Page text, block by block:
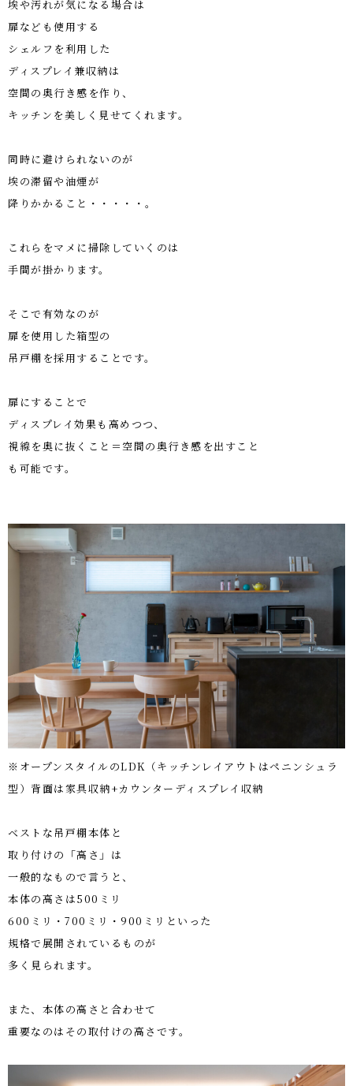
埃や汚れが気になる場合は
扉なども使用する
シェルフを利用した
ディスプレイ兼収納は
空間の奥行き感を作り、
キッチンを美しく見せてくれます。
同時に避けられないのが
埃の滞留や油煙が
降りかかること・・・・・。
これらをマメに掃除していくのは
手間が掛かります。
そこで有効なのが
扉を使用した箱型の
吊戸棚を採用することです。
扉にすることで
ディスプレイ効果も高めつつ、
視線を奥に抜くこと＝空間の奥行き感を出すこと
も可能です。
※オープンスタイルのLDK（キッチンレイアウトはペニンシュラ
型）背面は家具収納+カウンターディスプレイ収納
ベストな吊戸棚本体と
取り付けの「高さ」は
一般的なもので言うと、
本体の高さは500 ミリ
600 ミリ・ 700 ミリ・ 900 ミリといった
規格で展開されているものが
多く見られます。
また、本体の高さと合わせて
重要なのはその取付けの高さです。